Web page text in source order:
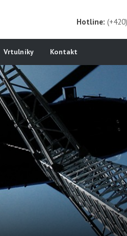
Hotline: (+420)
Vrtulníky Kontakt